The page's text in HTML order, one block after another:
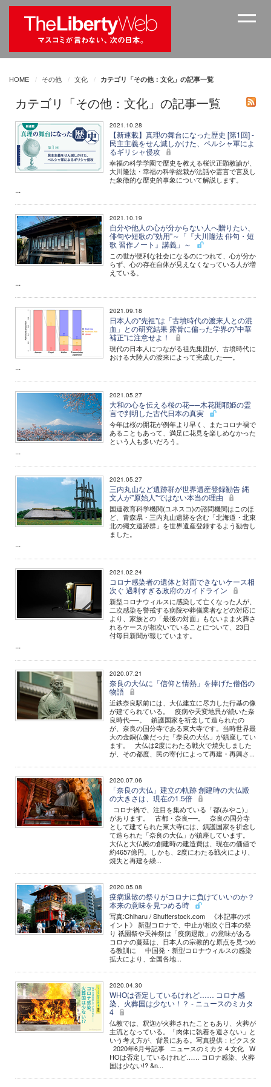
HOME その他 文化 カテゴリ「その他：文化」の記事一覧
カテゴリ「その他：文化」の記事一覧
2021.10.28
【新連載】真理の舞台になった歴史 [第1回] -
民主主義をせん滅しかけた、ペルシャ軍によ
るギリシャ侵攻
幸福の科学学園で歴史を教える桜沢正顕教諭が、
大川隆法・幸福の科学総裁が法話や霊言で言及し
た象徴的な歴史的事象について解説します。
...
2021.10.19
自分や他人の心が分からない人へ贈りたい、
俳句や短歌の"効用"～「『大川隆法 俳句・短
歌 習作ノート』講義」～
この世が便利な社会になるのにつれて、心が分か
らず、心の存在自体が見えなくなっている人が増
えている。
...
2021.09.18
日本人の"先祖"は「古墳時代の渡来人との混
血」との研究結果 露骨に偏った学界の"中華
補正"に注意せよ！
現代の日本人につながる祖先集団が、古墳時代に
おける大陸人の渡来によって完成した──。
...
2021.05.27
大和の心を伝える桜の花──木花開耶姫の霊
言で判明した古代日本の真実
今年は桜の開花が例年より早く、またコロナ禍で
あることもあって、満足に花見を楽しめなかった
という人も多いだろう。
...
2021.05.27
三内丸山など遺跡群が世界遺産登録勧告 縄
文人が"原始人"ではない本当の理由
国連教育科学機関(ユネスコ)の諮問機関はこのほ
ど、青森県・三内丸山遺跡を含む「北海道・北東
北の縄文遺跡群」を世界遺産登録するよう勧告し
ました。
...
2021.02.24
コロナ感染者の遺体と対面できないケース相
次ぐ 過剰すぎる政府のガイドライン
新型コロナウィルスに感染して亡くなった人が、
二次感染を警戒する病院や葬儀業者などの対応に
より、家族との「最後の対面」もないまま火葬さ
れるケースが相次いでいることについて、23日
付毎日新聞が報じています。
...
2020.07.21
奈良の大仏に「信仰と情熱」を捧げた僧侶の
物語
近鉄奈良駅前には、大仏建立に尽力した行基の像
が建てられている。 疫病や天変地異が続いた奈
良時代──。 鎮護国家を祈念して造られたの
が、奈良の国分寺である東大寺です。当時世界最
大の金銅仏像だった「奈良の大仏」が鎮座してい
ます。 大仏は2度にわたる戦火で焼失しました
が、その都度、民の寄付によって再建・再興さ...
2020.07.06
「奈良の大仏」建立の軌跡 創建時の大仏殿
の大きさは、現在の1.5倍
コロナ禍で、注目を集めている「都(みやこ)」
があります。 古都・奈良──。 奈良の国分寺
として建てられた東大寺には、鎮護国家を祈念し
て造られた「奈良の大仏」が鎮座しています。
大仏と大仏殿の創建時の建造費は、現在の価値で
約4657億円。しかも、2度にわたる戦火により、
焼失と再建を繰...
2020.05.08
疫病退散の祭りがコロナに負けていいのか？
本来の意味を見つめる時
写真:Chiharu / Shutterstock.com 《本記事のポ
イント》 新型コロナで、中止が相次ぐ日本の祭
り 祇園祭や天神祭は「疫病退散」の意味がある
コロナの蔓延は、日本人の宗教的な原点を見つめ
る教訓に 中国発・新型コロナウィルスの感染
拡大により、全国各地...
2020.04.30
WHOは否定しているけれど…… コロナ感
染、火葬国は少ない！？ - ニュースのミカタ
4
仏教では、釈迦が火葬されたこともあり、火葬が
主流となっている。「肉体に執着を遺さない」と
いう考え方が、背景にある。写真提供：ピクスタ
2020年6月号記事 ニュースのミカタ 4 文化 W
HOは否定しているけれど…… コロナ感染、火葬
国は少ない!? &n...